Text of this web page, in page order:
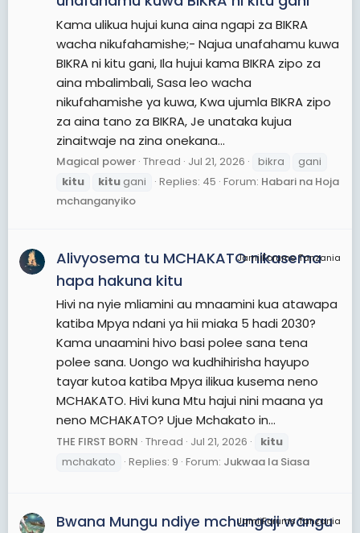
Kama ulikua hujui kuna aina ngapi za BIKRA
wacha nikufahamishe;- Najua unafahamu kuwa
BIKRA ni kitu gani, Ila hujui kama BIKRA zipo za
aina mbalimbali, Sasa leo wacha
nikufahamishe ya kuwa, Kwa ujumla BIKRA zipo
za aina tano za BIKRA, Je unataka kujua
zinaitwaje na zina onekana...
Magical power Thread Jul 21, 2026 bikra
gani
kitu
kitu gani Replies: 45 Forum: Habari na Hoja
mchanganyiko
JamiiForums Tanzania
Alivyosema tu MCHAKATO nikasema
hapa hakuna kitu
Hivi na nyie mliamini au mnaamini kua atawapa
katiba Mpya ndani ya hii miaka 5 hadi 2030?
Kama unaamini hivo basi polee sana tena
polee sana. Uongo wa kudhihirisha hayupo
tayar kutoa katiba Mpya ilikua kusema neno
MCHAKATO. Hivi kuna Mtu hajui nini maana ya
neno MCHAKATO? Ujue Mchakato in...
THE FIRST BORN Thread Jul 21, 2026
kitu
mchakato
Replies: 9 Forum: Jukwaa la Siasa
JamiiForums Tanzania
Bwana Mungu ndiye mchungaji wangu